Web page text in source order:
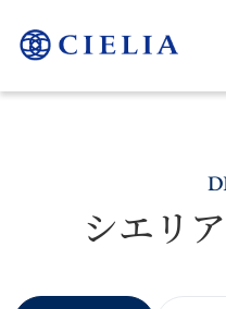
シエリ